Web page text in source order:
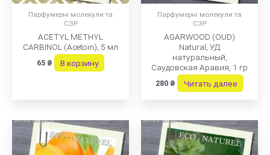
Парфумерні молекули та
СЗР
ACETYL METHYL
CARBINOL (Acetoin), 5 мл
65 ₴ В корзину
Парфумерні молекули та
СЗР
AGARWOOD (OUD)
Natural, УД
натуральный,
Саудовская Аравия, 1 гр
280 ₴ Читать далее